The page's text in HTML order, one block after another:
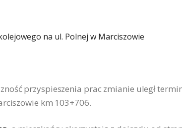
przyspieszenia prac zmianie uległ
km 103+706.